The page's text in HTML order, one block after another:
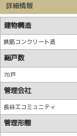
詳細情報
建物構造
鉄筋コンクリート造
総戸数
78戸
管理会社
長谷工コミュニティ
管理形態